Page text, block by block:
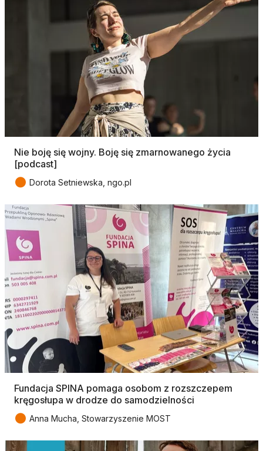
Nie boję się wojny. Boję się zmarnowanego życia
[podcast]
● Dorota Setniewska, ngo.pl
Fundacja SPINA pomaga osobom z rozszczepem
kręgosłupa w drodze do samodzielności
● Anna Mucha, Stowarzyszenie MOST